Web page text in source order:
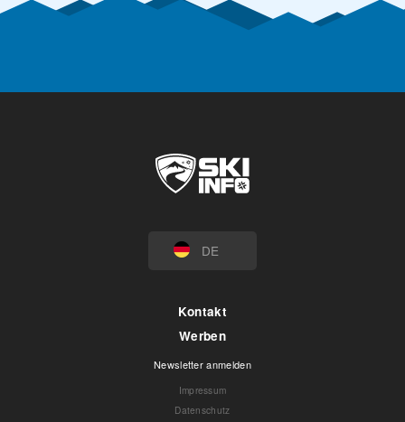
DE
Kontakt
Werben
Newsletter anmelden
Impressum
Datenschutz